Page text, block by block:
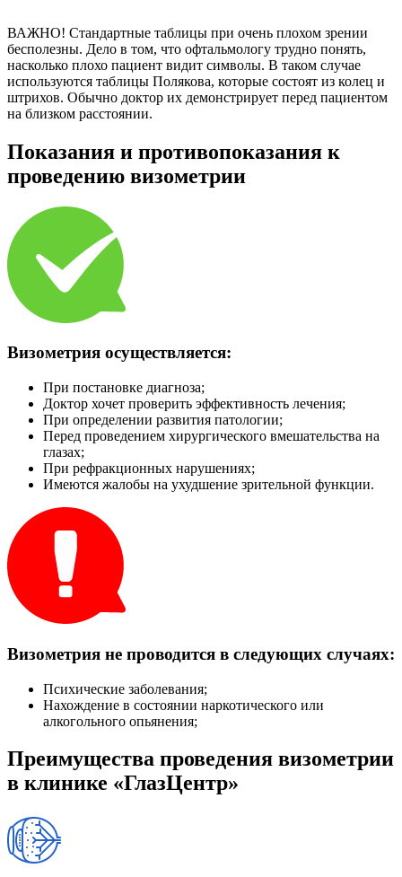
ВАЖНО! Стандартные таблицы при очень плохом зрении
бесполезны. Дело в том, что офтальмологу трудно понять,
насколько плохо пациент видит символы. В таком случае
используются таблицы Полякова, которые состоят из колец и
штрихов. Обычно доктор их демонстрирует перед пациентом
на близком расстоянии.
Показания и противопоказания к
проведению визометрии
Визометрия осуществляется:
При постановке диагноза;
Доктор хочет проверить эффективность лечения;
При определении развития патологии;
Перед проведением хирургического вмешательства на
глазах;
При рефракционных нарушениях;
Имеются жалобы на ухудшение зрительной функции.
Визометрия не проводится в следующих случаях:
Психические заболевания;
Нахождение в состоянии наркотического или
алкогольного опьянения;
Преимущества проведения визометрии
в клинике «ГлазЦентр»